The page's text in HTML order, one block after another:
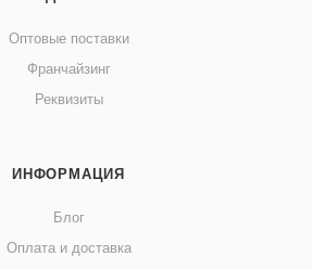
Оптовые поставки
Франчайзинг
Реквизиты
ИНФОРМАЦИЯ
Блог
Оплата и доставка